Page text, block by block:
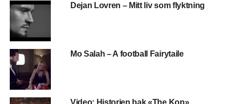
Dejan Lovren – Mitt liv som flyktning
Mo Salah – A football Fairytaile
Video: Historien bak «The Kop»